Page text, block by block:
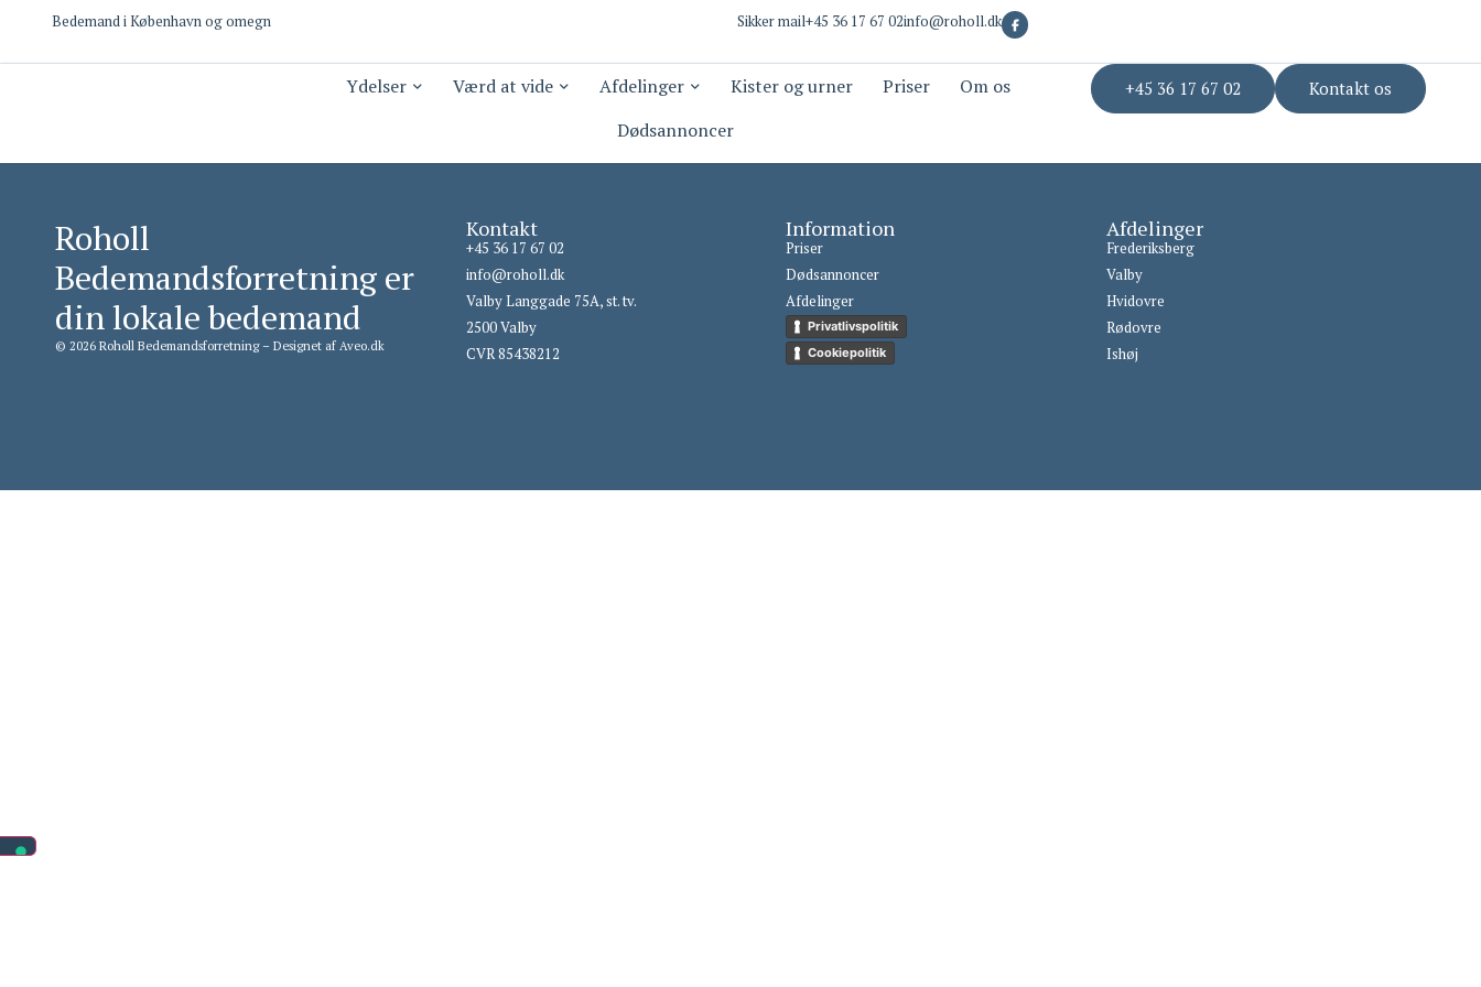
Bedemand i København og omegn Sikker mail+45 36 17 67 02info@roholl.dk
Ydelser Værd at vide Afdelinger Kister og urner Priser
Om os
Dødsannoncer
+45 36 17 67 02 Kontakt os
Roholl
Bedemandsforretning er
din lokale bedemand
© 2026 Roholl Bedemandsforretning – Designet af Aveo.dk
Kontakt
+45 36 17 67 02
info@roholl.dk
Valby Langgade 75A, st. tv.
2500 Valby
CVR 85438212
Information
Priser
Dødsannoncer
Afdelinger
Privatlivspolitik
Cookiepolitik
Afdelinger
Frederiksberg
Valby
Hvidovre
Rødovre
Ishøj